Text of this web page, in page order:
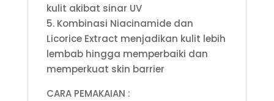
kulit akibat sinar UV
5. Kombinasi Niacinamide dan
Licorice Extract menjadikan kulit lebih
lembab hingga memperbaiki dan
memperkuat skin barrier
CARA PEMAKAIAN :